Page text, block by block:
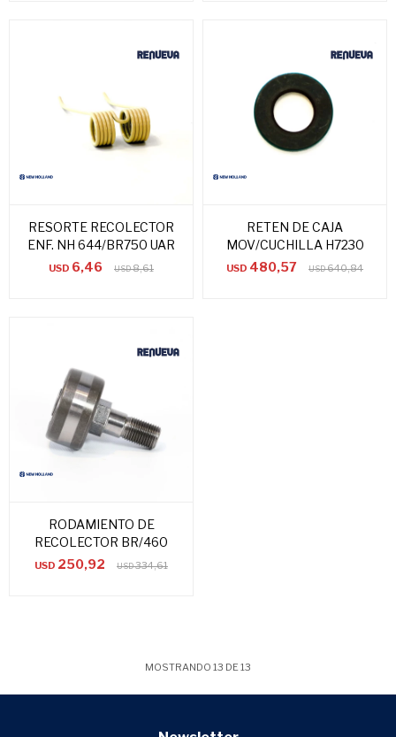
RESORTE RECOLECTOR
ENF. NH 644/BR750 UAR
USD 6,46 USD8,61
RETEN DE CAJA
MOV/CUCHILLA H7230
USD 480,57 USD640,84
RODAMIENTO DE
RECOLECTOR BR/460
USD 250,92 USD334,61
MOSTRANDO 13 DE13